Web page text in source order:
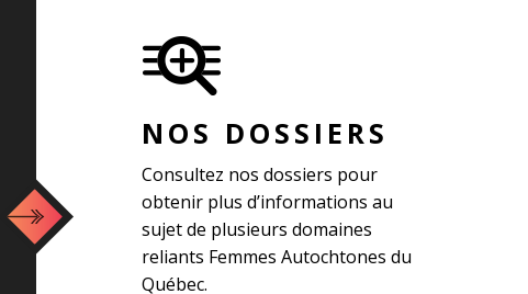
NOS DOSSIERS
Consultez nos dossiers pour
obtenir plus d’informations au
sujet de plusieurs domaines
reliants Femmes Autochtones du
Québec.